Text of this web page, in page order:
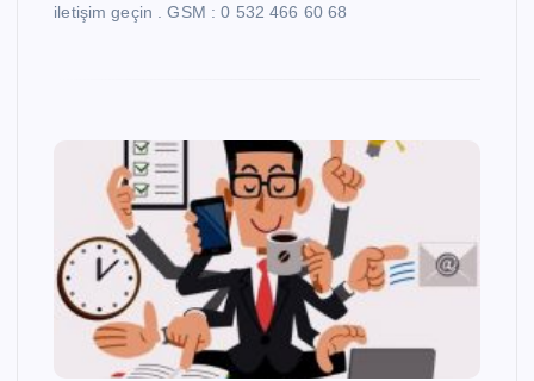
iletişim geçin . GSM : 0 532 466 60 68